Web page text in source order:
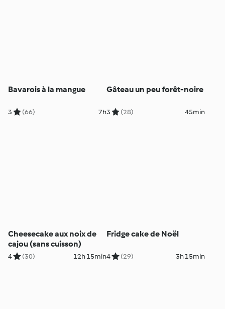
Bavarois à la mangue
3 (66) 7h
Gâteau un peu forêt-noire
3 (28) 45min
Cheesecake aux noix de
cajou (sans cuisson)
4 (30) 12h 15min
Fridge cake de Noël
4 (29) 3h 15min